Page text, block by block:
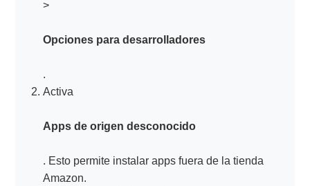
>
Opciones para desarrolladores
.
Activa
Apps de origen desconocido
. Esto permite instalar apps fuera de la tienda
Amazon.